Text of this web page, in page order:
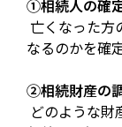
①相続人の確
亡くなった方
なるのかを確
②相続財産の
どのような